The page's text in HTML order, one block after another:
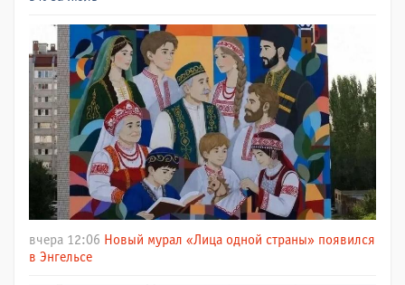
вчера 12:06 Новый мурал «Лица одной страны» появился
в Энгельсе